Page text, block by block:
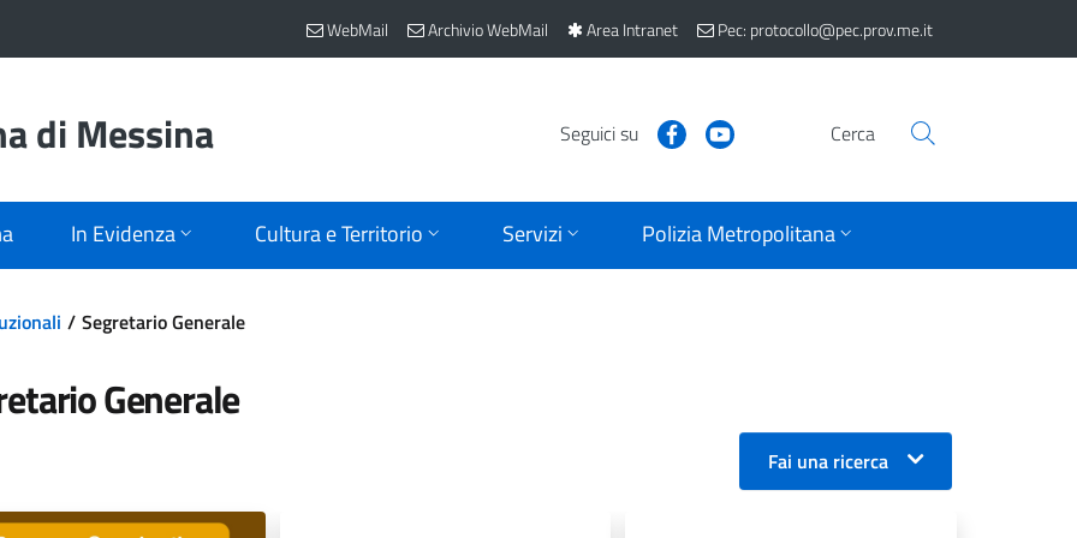
WebMail Archivio WebMail Area Intranet Pec: protocollo@pec.prov.me.it
di Messina Seguici su Cerca
In Evidenza Cultura e Territorio Servizi Polizia Metropolitana
Segretario Generale
Generale
Fai una ricerca